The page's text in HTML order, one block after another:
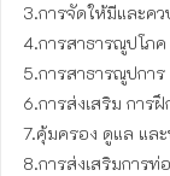
3.การจัดให้มีและค
4.การสาธารณูปโภ
5.การสาธารณูปการ
6.การส่งเสริม การ
7.คุ้มครอง ดูแล แล
8.การส่งเสริมการท่